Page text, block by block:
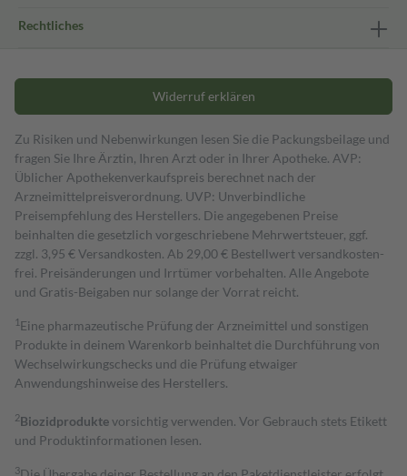
Rechtliches
Widerruf erklären
Zu Risiken und Nebenwirkungen lesen Sie die Packungsbeilage und
fragen Sie Ihre Ärztin, Ihren Arzt oder in Ihrer Apotheke. AVP:
Üblicher Apothekenverkaufspreis berechnet nach der
Arzneimittelpreisverordnung. UVP: Unverbindliche
Preisempfehlung des Herstellers. Die angegebenen Preise
beinhalten die gesetzlich vorgeschriebene Mehrwertsteuer, ggf.
zzgl. 3,95 € Versandkosten. Ab 29,00 € Bestell­wert versand­kosten­
frei. Preisänderungen und Irrtümer vorbehalten. Alle Angebote
und Gratis-Beigaben nur solange der Vorrat reicht.
1 Eine pharmazeutische Prüfung der Arzneimittel und sonstigen
Produkte in deinem Warenkorb beinhaltet die Durchführung von
Wechselwirkungschecks und die Prüfung etwaiger
Anwendungshinweise des Herstellers.
2Biozidproduktevorsichtig verwenden. Vor Gebrauch stets Etikett
und Produktinformationen lesen.
3